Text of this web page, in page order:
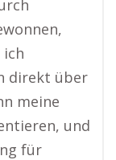
direkt über
meine
und
für